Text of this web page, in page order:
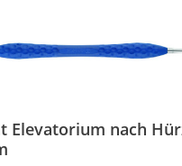
Elevatorium nach